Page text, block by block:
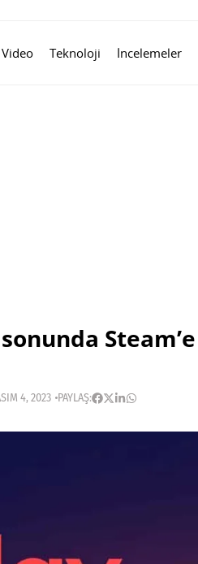
Video Teknoloji İncelemeler
Steam’e
4, 2023 PAYLAŞ: